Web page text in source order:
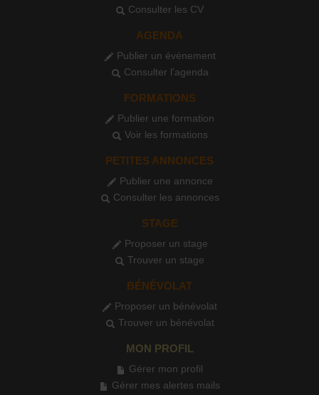
Consulter les CV
AGENDA
Publier un événement
Consulter l'agenda
FORMATIONS
Publier une formation
Voir les formations
PETITES ANNONCES
Publier une annonce
Consulter les annonces
STAGE
Proposer un stage
Trouver un stage
BÉNÉVOLAT
Proposer un bénévolat
Trouver un bénévolat
MON PROFIL
Gérer mon profil
Gérer mes alertes mails